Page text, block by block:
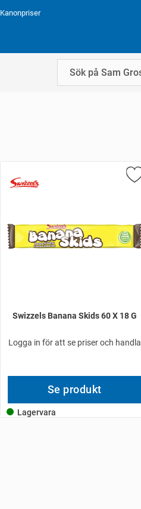
Kanonpriser
Swizzels Banana Skids 60 X 18 G
Logga in för att se priser och handla
Se produkt
Lagervara